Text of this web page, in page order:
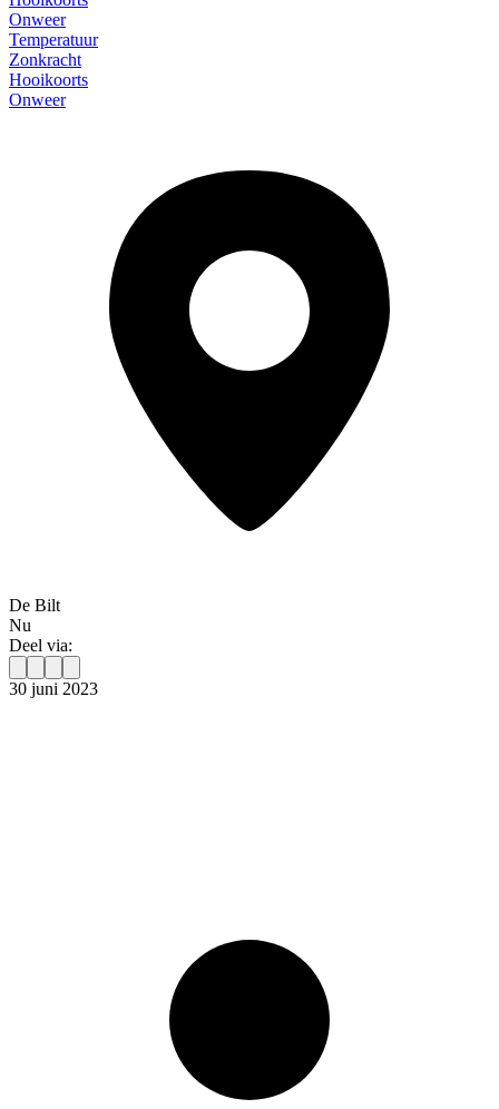
Onweer
Temperatuur
Zonkracht
Hooikoorts
Onweer
De Bilt
Nu
Deel via:
30 juni 2023